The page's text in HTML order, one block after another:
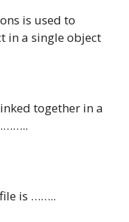
is used to
in a single object
together in a
is ……..